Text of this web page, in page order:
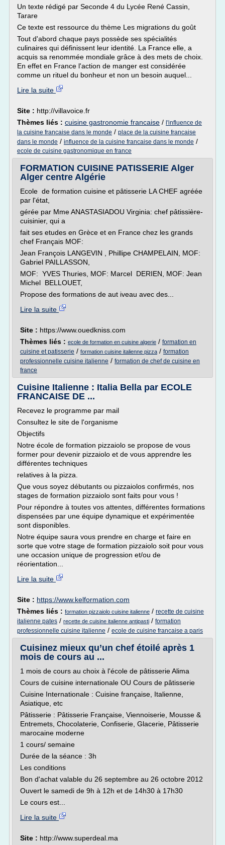
Un texte rédigé par Seconde 4 du Lycée René Cassin,
Tarare
Ce texte est ressource du thème Les migrations du goût
Tout d'abord chaque pays possède ses spécialités
culinaires qui définissent leur identité. La France elle, a
acquis sa renommée mondiale grâce à des mets de choix.
En effet en France l'action de manger est considérée
comme un rituel du bonheur et non un besoin auquel...
Lire la suite
Site : http://villavoice.fr
Thèmes liés : cuisine gastronomie francaise / l'influence de
la cuisine francaise dans le monde / place de la cuisine francaise
dans le monde / influence de la cuisine francaise dans le monde /
ecole de cuisine gastronomique en france
FORMATION CUISINE PATISSERIE Alger
Alger centre Algérie
Ecole de formation cuisine et pâtisserie LA CHEF agréée
par l'état,
gérée par Mme ANASTASIADOU Virginia: chef pâtissière-
cuisinier, qui a
fait ses etudes en Grèce et en France chez les grands
chef Français MOF:
Jean François LANGEVIN , Phillipe CHAMPELAIN, MOF:
Gabriel PAILLASSON,
MOF: YVES Thuries, MOF: Marcel DERIEN, MOF: Jean
Michel BELLOUET,
Propose des formations de aut iveau avec des...
Lire la suite
Site : https://www.ouedkniss.com
Thèmes liés : ecole de formation en cuisine algerie / formation en
cuisine et patisserie / formation cuisine italienne pizza / formation
professionnelle cuisine italienne / formation de chef de cuisine en
france
Cuisine Italienne : Italia Bella par ECOLE
FRANCAISE DE ...
Recevez le programme par mail
Consultez le site de l'organisme
Objectifs
Notre école de formation pizzaiolo se propose de vous
former pour devenir pizzaiolo et de vous apprendre les
différentes techniques
relatives à la pizza.
Que vous soyez débutants ou pizzaiolos confirmés, nos
stages de formation pizzaiolo sont faits pour vous !
Pour répondre à toutes vos attentes, différentes formations
dispensées par une équipe dynamique et expérimentée
sont disponibles.
Notre équipe saura vous prendre en charge et faire en
sorte que votre stage de formation pizzaiolo soit pour vous
une occasion unique de progression et/ou de
réorientation...
Lire la suite
Site : https://www.kelformation.com
Thèmes liés : formation pizzaiolo cuisine italienne / recette de cuisine
italienne pates / recette de cuisine italienne antipasti / formation
professionnelle cuisine italienne / ecole de cuisine francaise a paris
Cuisinez mieux qu’un chef étoilé après 1
mois de cours au ...
1 mois de cours au choix à l'école de pâtisserie Alima
Cours de cuisine internationale OU Cours de pâtisserie
Cuisine Internationale : Cuisine française, Italienne,
Asiatique, etc
Pâtisserie : Pâtisserie Française, Viennoiserie, Mousse &
Entremets, Chocolaterie, Confiserie, Glacerie, Pâtisserie
marocaine moderne
1 cours/ semaine
Durée de la séance : 3h
Les conditions
Bon d'achat valable du 26 septembre au 26 octobre 2012
Ouvert le samedi de 9h à 12h et de 14h30 à 17h30
Le cours est...
Lire la suite
Site : http://www.superdeal.ma